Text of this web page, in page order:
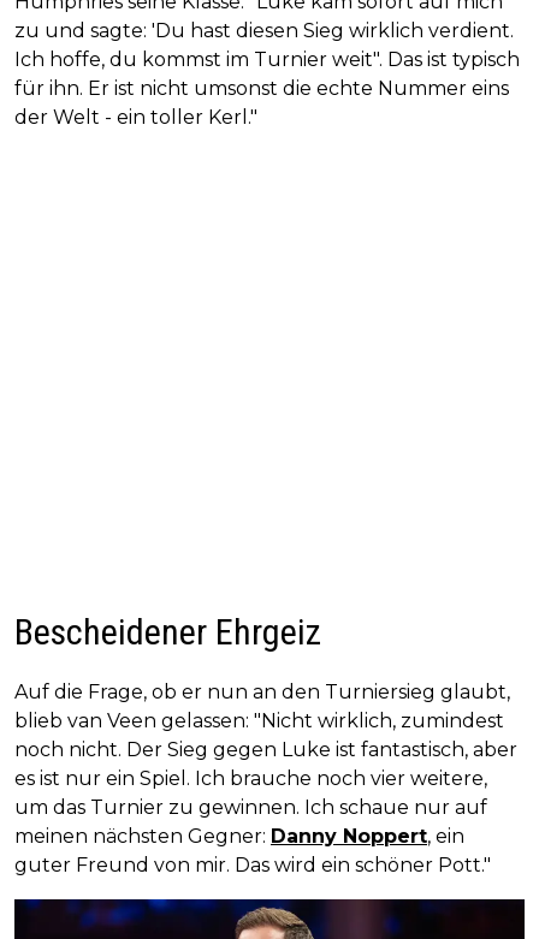
zu und sagte: 'Du hast diesen Sieg wirklich verdient.
Ich hoffe, du kommst im Turnier weit". Das ist typisch
für ihn. Er ist nicht umsonst die echte Nummer eins
der Welt - ein toller Kerl."
Bescheidener Ehrgeiz
Auf die Frage, ob er nun an den Turniersieg glaubt,
blieb van Veen gelassen: "Nicht wirklich, zumindest
noch nicht. Der Sieg gegen Luke ist fantastisch, aber
es ist nur ein Spiel. Ich brauche noch vier weitere,
um das Turnier zu gewinnen. Ich schaue nur auf
meinen nächsten Gegner: Danny Noppert, ein
guter Freund von mir. Das wird ein schöner Pott."